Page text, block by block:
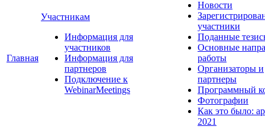
Главная
Участникам
Информация для
участников
Информация для
партнеров
Подключение к
WebinarMeetings
Новости
участники
Поданные
Основные
работы
Организаторы и
партнеры
Программный
Фотографии
Как это было:
2021